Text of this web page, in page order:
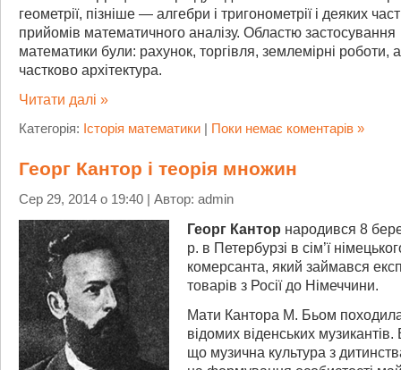
геометрії, пізніше — алгебри і тригонометрії і деяких
прийомів математичного аналізу. Областю застосування
математики були: рахунок, торгівля, землемірні роботи,
частково архітектура.
Читати далі »
Категорія: Історія математики Поки немає коментарів »
Георг Кантор і теорія множин
Сер 29, 2014 о 19:40 | Автор: admin
Георг Кантор народився 8
р. в Петербурзі в сім’ї
комерсанта, який займався
товарів з Росії до Німеччини.
Мати Кантора М. Бьом походила
відомих віденських
що музична культура з